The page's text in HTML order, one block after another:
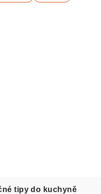
tipy do kuchyně